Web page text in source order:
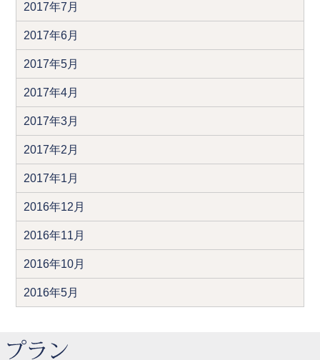
2017年7月
2017年6月
2017年5月
2017年4月
2017年3月
2017年2月
2017年1月
2016年12月
2016年11月
2016年10月
2016年5月